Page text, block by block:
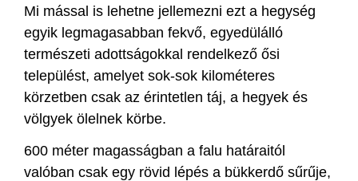
Mi mással is lehetne jellemezni ezt a hegység
egyik legmagasabban fekvő, egyedülálló
természeti adottságokkal rendelkező ősi
települést, amelyet sok-sok kilométeres
körzetben csak az érintetlen táj, a hegyek és
völgyek ölelnek körbe.
600 méter magasságban a falu határaitól
valóban csak egy rövid lépés a bükkerdő sűrűje,